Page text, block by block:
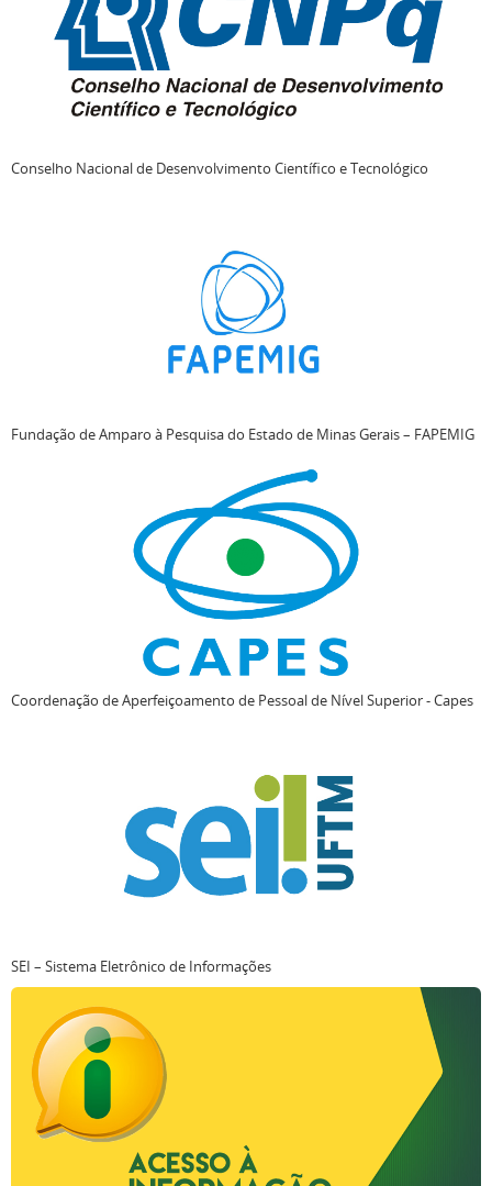
Conselho Nacional de Desenvolvimento Científico e Tecnológico
Fundação de Amparo à Pesquisa do Estado de Minas Gerais – FAPEMIG
Coordenação de Aperfeiçoamento de Pessoal de Nível Superior - Capes
SEI – Sistema Eletrônico de Informações